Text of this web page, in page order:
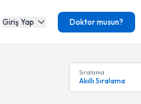
Giriş Yap Doktor musun?
Sıralama
Akıllı Sıralama